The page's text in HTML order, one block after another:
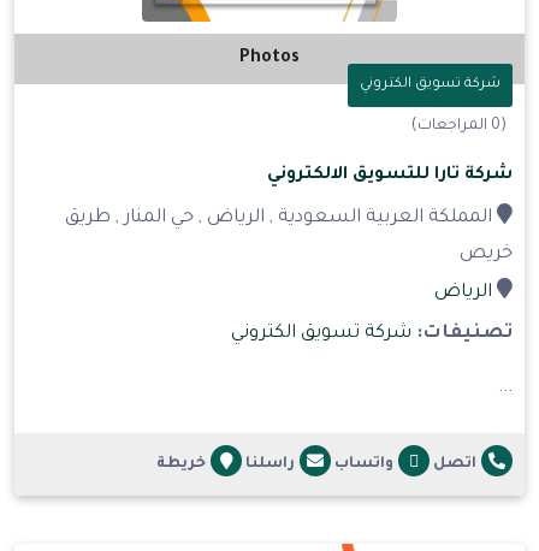
Photos
شركة تسويق الكتروني
(0 المراجعات)
شركة تارا للتسويق الالكتروني
المملكة العربية السعودية , الرياض , حي المنار , طريق
خريص
الرياض
تصنيفات: شركة تسويق الكتروني
...
اتصل واتساب راسلنا خريطة